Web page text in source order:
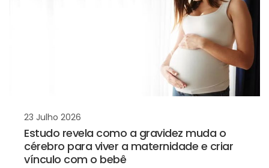
23 Julho 2026
Estudo revela como a gravidez muda o
cérebro para viver a maternidade e criar
vínculo com o bebê